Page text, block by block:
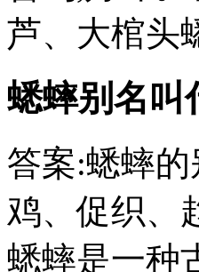
芦、大棺头
蟋蟀别名叫
答案:蟋蟀
鸡、促织、
蟋蟀是一种